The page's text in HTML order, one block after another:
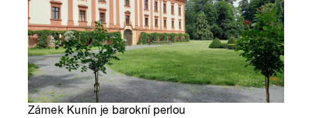
Zámek Kunín je barokní perlou